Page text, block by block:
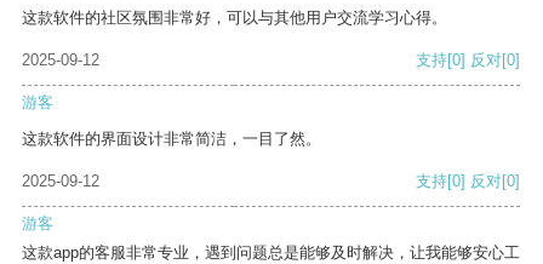
这款软件的社区氛围非常好，可以与其他用户交流学习心得。
2025-09-12 支持[0] 反对[0]
游客
这款软件的界面设计非常简洁，一目了然。
2025-09-12 支持[0] 反对[0]
游客
这款app的客服非常专业，遇到问题总是能够及时解决，让我能够安心工